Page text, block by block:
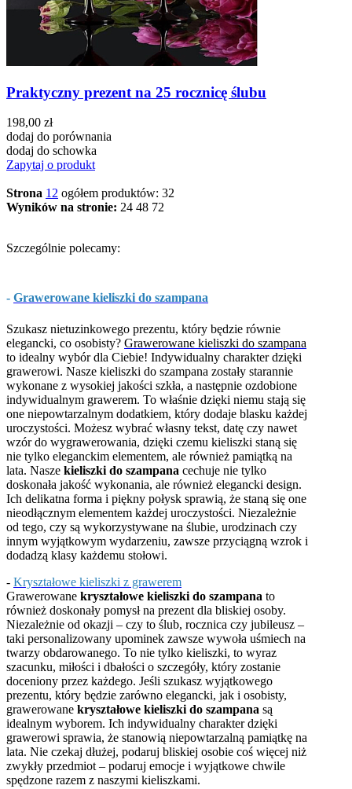
Praktyczny prezent na 25 rocznicę ślubu
198,00 zł
dodaj do porównania
dodaj do schowka
Zapytaj o produkt
Strona 1 2 ogółem produktów: 32
Wyników na stronie: 24 48 72
Szczególnie polecamy:
- Grawerowane kieliszki do szampana
Szukasz nietuzinkowego prezentu, który będzie równie
elegancki, co osobisty? Grawerowane kieliszki do szampana
to idealny wybór dla Ciebie! Indywidualny charakter dzięki
grawerowi. Nasze kieliszki do szampana zostały starannie
wykonane z wysokiej jakości szkła, a następnie ozdobione
indywidualnym grawerem. To właśnie dzięki niemu stają się
one niepowtarzalnym dodatkiem, który dodaje blasku każdej
uroczystości. Możesz wybrać własny tekst, datę czy nawet
wzór do wygrawerowania, dzięki czemu kieliszki staną się
nie tylko eleganckim elementem, ale również pamiątką na
lata. Nasze kieliszki do szampana cechuje nie tylko
doskonała jakość wykonania, ale również elegancki design.
Ich delikatna forma i piękny połysk sprawią, że staną się one
nieodłącznym elementem każdej uroczystości. Niezależnie
od tego, czy są wykorzystywane na ślubie, urodzinach czy
innym wyjątkowym wydarzeniu, zawsze przyciągną wzrok i
dodadzą klasy każdemu stołowi.
- Kryształowe kieliszki z grawerem
Grawerowane kryształowe kieliszki do szampana to
również doskonały pomysł na prezent dla bliskiej osoby.
Niezależnie od okazji – czy to ślub, rocznica czy jubileusz –
taki personalizowany upominek zawsze wywoła uśmiech na
twarzy obdarowanego. To nie tylko kieliszki, to wyraz
szacunku, miłości i dbałości o szczegóły, który zostanie
doceniony przez każdego. Jeśli szukasz wyjątkowego
prezentu, który będzie zarówno elegancki, jak i osobisty,
grawerowane kryształowe kieliszki do szampana są
idealnym wyborem. Ich indywidualny charakter dzięki
grawerowi sprawia, że stanowią niepowtarzalną pamiątkę na
lata. Nie czekaj dłużej, podaruj bliskiej osobie coś więcej niż
zwykły przedmiot – podaruj emocje i wyjątkowe chwile
spędzone razem z naszymi kieliszkami.